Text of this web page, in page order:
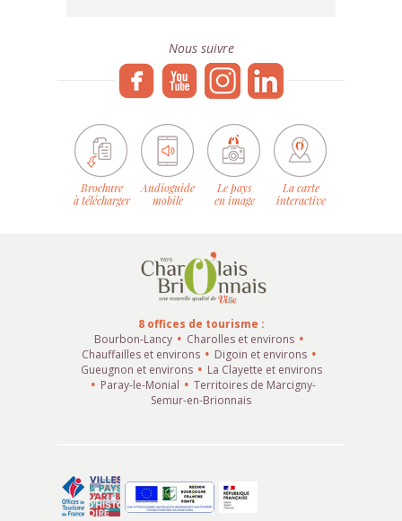
Nous suivre
Brochure
à télécharger
Audioguide
mobile
Le pays
en image
La carte
interactive
8 offices de tourisme :
Bourbon-Lancy
Charolles et environs
Chauffailles et environs
Digoin et environs
Gueugnon et environs
La Clayette et environs
Paray-le-Monial
Territoires de Marcigny-
Semur-en-Brionnais